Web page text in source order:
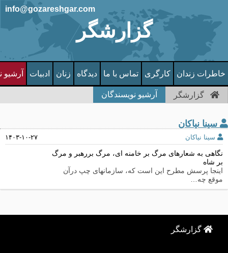
گزارشگر
info@gozareshgar.com
خاطرات زندان کارگری تماس با ما دیدگاه زنان ادبیات آرشیو
گزارشگر آرشیو نویسندگان
سینا نیاکان
سینا نیاکان ۱۴۰۳-۱۰-۲۷
نگاهی به شعارهای مرگ بر خامنه ای، مرگ بررهبر و مرگ
بر شاه
اینجا پرسش مطرح این است که، سازمانهای چپ درآن
موقع چه…
گزارشگر